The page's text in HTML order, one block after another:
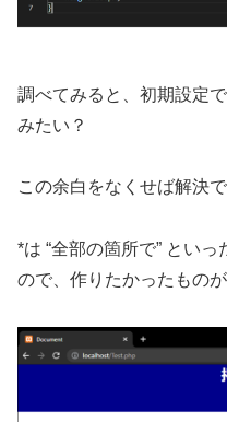
調べてみると、初期設定
みたい？
この余白をなくせば解決で
*は “全部の箇所で” とい
ので、作りたかったものが